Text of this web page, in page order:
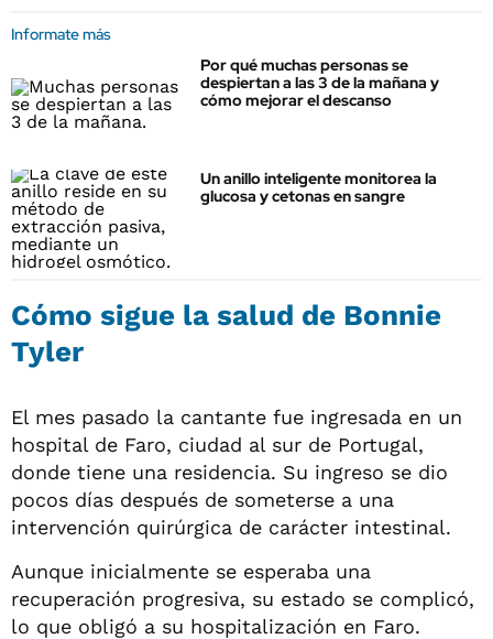
Informate más
Por qué muchas personas se
despiertan a las 3 de la mañana y
cómo mejorar el descanso
Un anillo inteligente monitorea la
glucosa y cetonas en sangre
Cómo sigue la salud de Bonnie
Tyler
El mes pasado la cantante fue ingresada en un
hospital de Faro, ciudad al sur de Portugal,
donde tiene una residencia. Su ingreso se dio
pocos días después de someterse a una
intervención quirúrgica de carácter intestinal.
Aunque inicialmente se esperaba una
recuperación progresiva, su estado se complicó,
lo que obligó a su hospitalización en Faro.